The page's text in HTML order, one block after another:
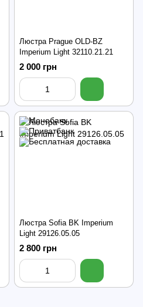
Люстра Prague OLD-BZ
Imperium Light 32110.21.21
2 000 грн
Люстра Sofia BK Imperium
Light 29126.05.05
2 800 грн